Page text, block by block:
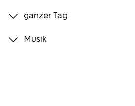
ganzer Tag
Musik